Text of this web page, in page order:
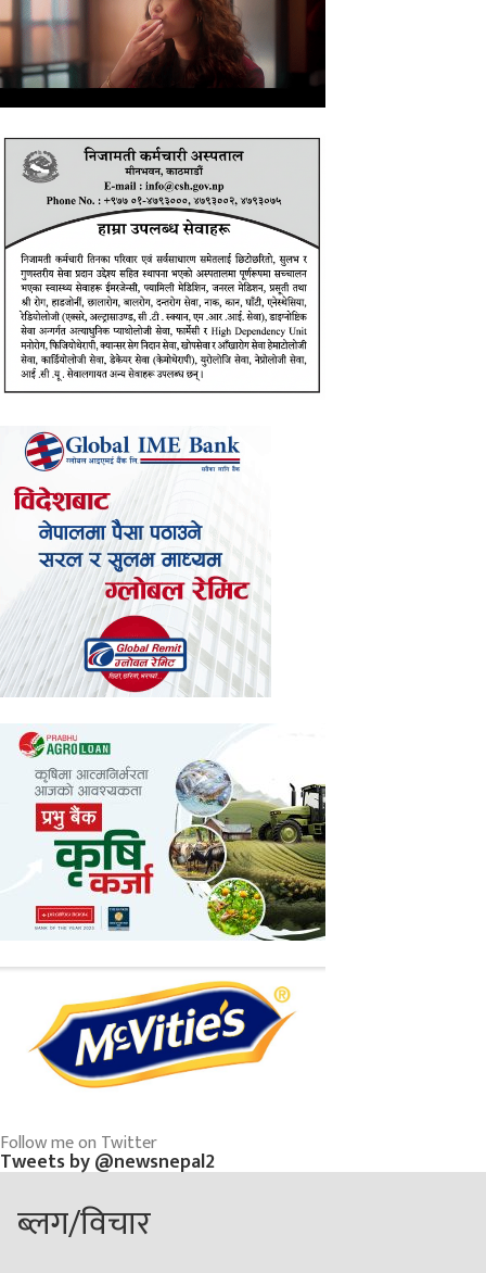
Follow me on Twitter
Tweets by @newsnepal2
ब्लग/विचार